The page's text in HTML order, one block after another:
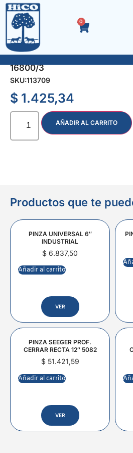
0
ACOPLE RAPIDO REPAR.
16800/3
SKU:113709
$ 1.425,34
AÑADIR AL CARRITO
Productos que te
PINZA UNIVERSAL 6″
INDUSTRIAL
$ 6.837,50
Añadir al carrito
VER
PINZA SEEGER PROF.
CERRAR RECTA 12″ 5082
$51.421,59
Añadir al carrito
VER